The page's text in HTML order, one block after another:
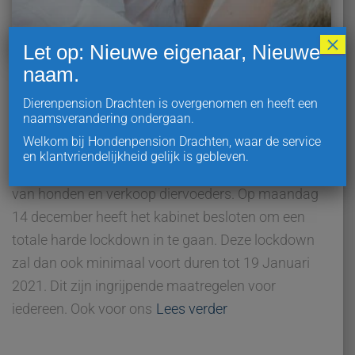
ALGEMEEN
Harde lockdown – Wij blijven
open!
van honden en verkoop diervoeders. Op maandag
14 december heeft het kabinet besloten om een
totale harde lockdown in te gaan. Deze lockdown
zal dan ook minimaal voort duren tot 19 Januari
2021. Dit zijn ingrijpende maatregelen voor
iedereen. Ook voor ons Lees verder
Let op: Nieuwe eigenaar, Nieuwe
naam.
Dierenpension Drachten is overgenomen en heeft een
naamsverandering ondergaan.
Welkom bij Hondenpension Drachten, waar de service
en klantvriendelijkheid gelijk is gebleven.
×